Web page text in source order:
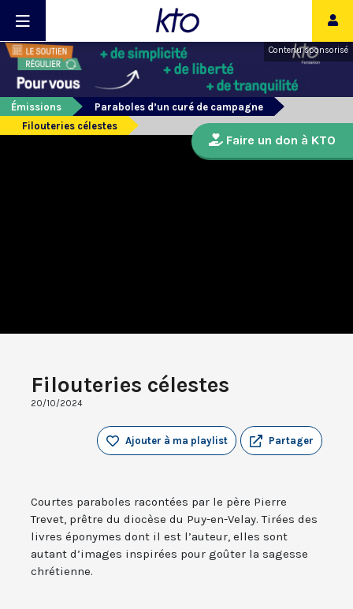
Contenu sponsorisé
Émissions
Paraboles d’un curé de campagne
Filouteries célestes
Filouteries célestes
20/10/2024
Partager
Ajouter à ma playlist
Courtes paraboles racontées par le père Pierre
Trevet, prêtre du diocèse du Puy-en-Velay. Tirées des
livres éponymes dont il est l’auteur, elles sont
autant d’images inspirées pour goûter la sagesse
chrétienne.
Faire un don à KTO